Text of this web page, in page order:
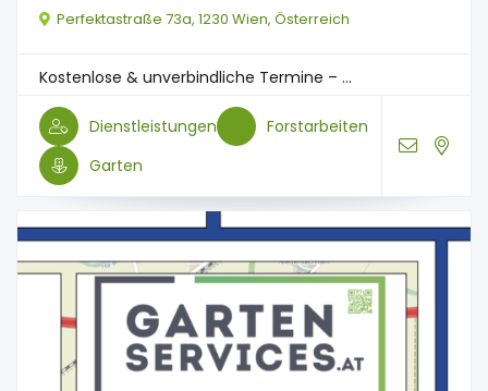
Perfektastraße 73a, 1230 Wien, Österreich
Kostenlose & unverbindliche Termine – ...
Dienstleistungen
Forstarbeiten
Garten